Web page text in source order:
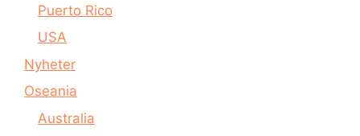
Puerto Rico
USA
Nyheter
Oseania
Australia